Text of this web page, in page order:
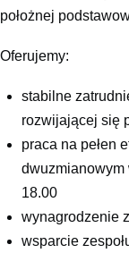
położnej
Oferujemy:
stabilne
rozwijającej się
praca na pełen
dwuzmianowym
18.00
wynagrodzenie
wsparcie